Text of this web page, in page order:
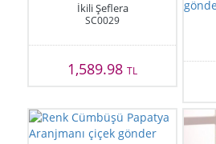
İkili Şeflera
SC0029
1,589.98TL